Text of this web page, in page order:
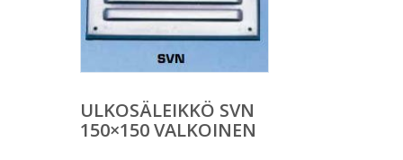
ULKOSÄLEIKKÖ SVN
150×150 VALKOINEN